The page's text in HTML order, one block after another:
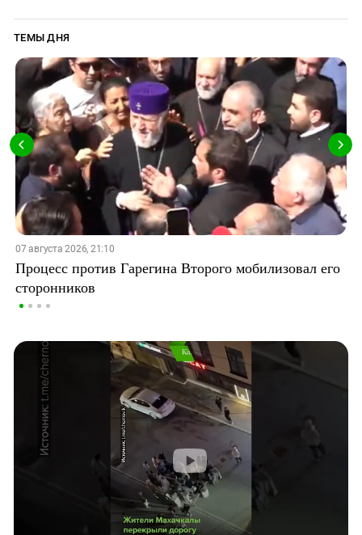
ТЕМЫ ДНЯ
07 августа 2026, 21:10
Процесс против Гарегина Второго мобилизовал его
сторонников